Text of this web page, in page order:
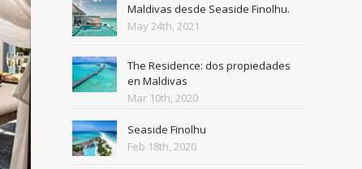
Maldivas desde Seaside Finolhu.
May 24th, 2021
The Residence: dos propiedades
en Maldivas
Mar 10th, 2020
Seaside Finolhu
Feb 18th, 2020